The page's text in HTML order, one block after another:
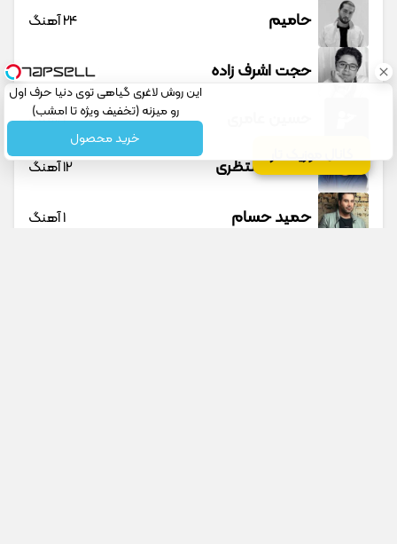
کانال موزیک تار
حامیم 24 آهنگ
حجت اشرف زاده 23 آهنگ
1 آهنگ
حسین منتظری 12 آهنگ
حمید حسام 1 آهنگ
این روش لاغری گیاهی توی دنیا حرف اول
رو میزنه (تخفیف ویژه تا امشب)
خرید محصول